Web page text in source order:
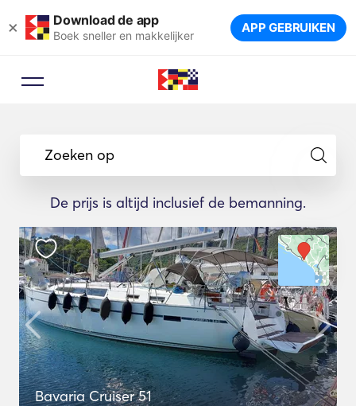
× Download de app
Boek sneller en makkelijker APP GEBRUIKEN
Zoeken op
De prijs is altijd inclusief de bemanning.
Bavaria Cruiser 51